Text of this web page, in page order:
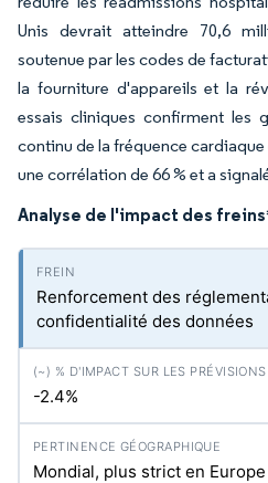
Unis devrait atteindre 70,6
soutenue par les codes de
la fourniture d'appareils et la
essais cliniques confirment les
continu de la fréquence
une corrélation de 66 % et a
Analyse de l'impact des freins
Renforcement des
confidentialité des données
-2.4%
Mondial, plus strict en